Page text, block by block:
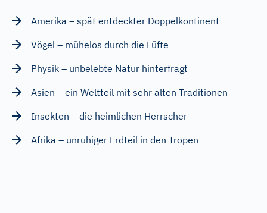
Amerika – spät entdeckter Doppelkontinent
Vögel – mühelos durch die Lüfte
Physik – unbelebte Natur hinterfragt
Asien – ein Weltteil mit sehr alten Traditionen
Insekten – die heimlichen Herrscher
Afrika – unruhiger Erdteil in den Tropen